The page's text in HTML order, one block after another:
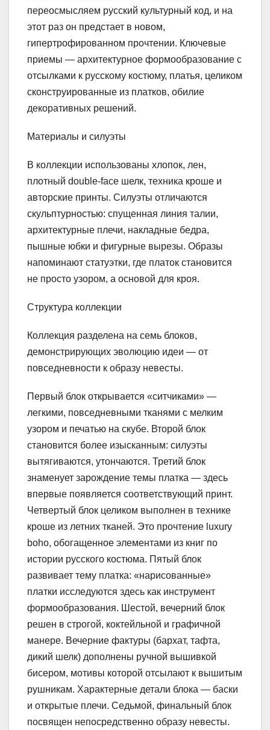
переосмысляем русский культурный код, и на
этот раз он предстает в новом,
гипертрофированном прочтении. Ключевые
приемы — архитектурное формообразование с
отсылками к русскому костюму, платья, целиком
сконструированные из платков, обилие
декоративных решений.
Материалы и силуэты
В коллекции использованы хлопок, лен,
плотный double-face шелк, техника кроше и
авторские принты. Силуэты отличаются
скульптурностью: спущенная линия талии,
архитектурные плечи, накладные бедра,
пышные юбки и фигурные вырезы. Образы
напоминают статуэтки, где платок становится
не просто узором, а основой для кроя.
Структура коллекции
Коллекция разделена на семь блоков,
демонстрирующих эволюцию идеи — от
повседневности к образу невесты.
Первый блок открывается «ситчиками» —
легкими, повседневными тканями с мелким
узором и печатью на скубе. Второй блок
становится более изысканным: силуэты
вытягиваются, утончаются. Третий блок
знаменует зарождение темы платка — здесь
впервые появляется соответствующий принт.
Четвертый блок целиком выполнен в технике
кроше из летних тканей. Это прочтение luxury
boho, обогащенное элементами из книг по
истории русского костюма. Пятый блок
развивает тему платка: «нарисованные»
платки исследуются здесь как инструмент
формообразования. Шестой, вечерний блок
решен в строгой, коктейльной и графичной
манере. Вечерние фактуры (бархат, тафта,
дикий шелк) дополнены ручной вышивкой
бисером, мотивы которой отсылают к вышитым
рушникам. Характерные детали блока — баски
и открытые плечи. Седьмой, финальный блок
посвящен непосредственно образу невесты.